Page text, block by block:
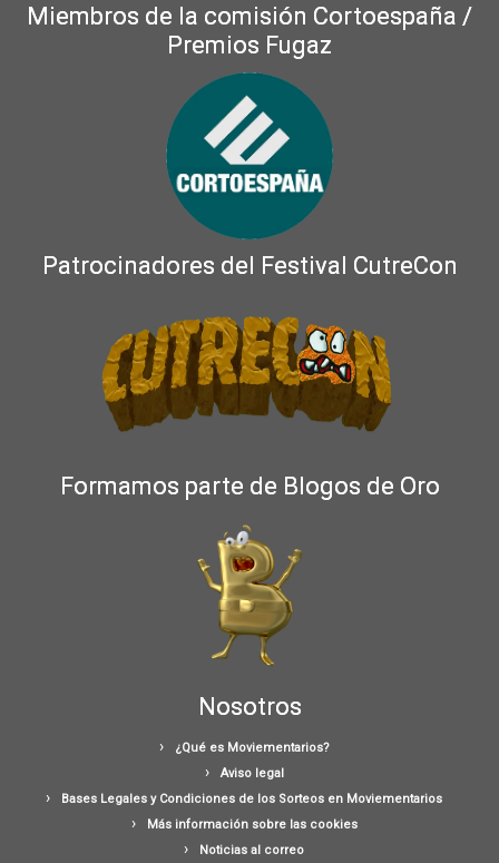
Miembros de la comisión Cortoespaña /
Premios Fugaz
Patrocinadores del Festival CutreCon
Formamos parte de Blogos de Oro
Nosotros
¿Qué es Moviementarios?
Aviso legal
Bases Legales y Condiciones de los Sorteos en Moviementarios
Más información sobre las cookies
Noticias al correo